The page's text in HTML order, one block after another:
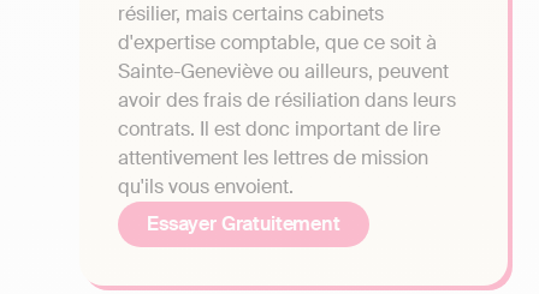
résilier, mais certains cabinets
d'expertise comptable, que ce soit à
Sainte-Geneviève ou ailleurs, peuvent
avoir des frais de résiliation dans leurs
contrats. Il est donc important de lire
attentivement les lettres de mission
qu'ils vous envoient.
Essayer Gratuitement